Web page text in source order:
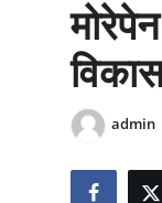
admin